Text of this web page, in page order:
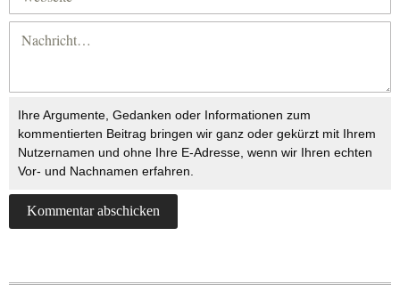
Ihre Argumente, Gedanken oder Informationen zum
kommentierten Beitrag bringen wir ganz oder gekürzt mit Ihrem
Nutzernamen und ohne Ihre E-Adresse, wenn wir Ihren echten
Vor- und Nachnamen erfahren.